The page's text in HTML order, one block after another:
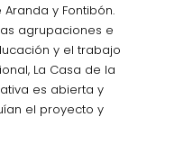
Aranda y Fontibón.
agrupaciones e
y el trabajo
La Casa de la
es abierta y
el proyecto y